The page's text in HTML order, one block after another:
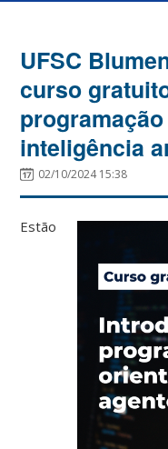
UFSC
curso
inteligência
02/10/2024 15:38
Estão